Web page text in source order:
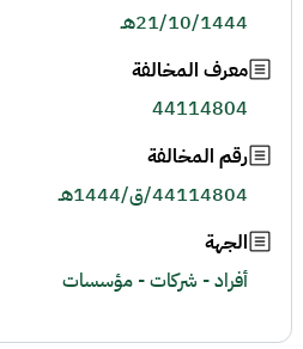
21/10/1444هـ
معرف المخالفة
44114804
رقم المخالفة
44114804/ق/1444هـ
الجهة
أفراد - شركات - مؤسسات